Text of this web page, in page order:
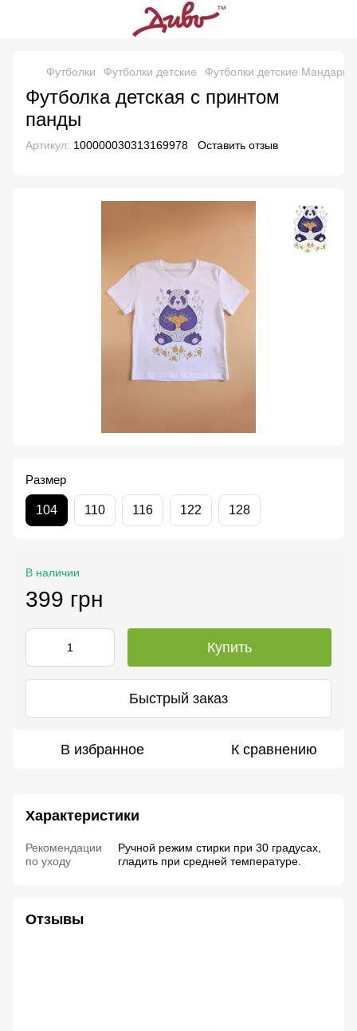
Футболки Футболки детские Футболки детские
Футболка детская с принтом
панды
Артикул: 100000030313169978 Оставить отзыв
Размер
104 110 116 122 128
В наличии
399 грн
Купить
Быстрый заказ
В избранное К сравнению
Характеристики
Рекомендации
по уходу
Ручной режим стирки при 30 градусах,
гладить при средней температуре.
Отзывы